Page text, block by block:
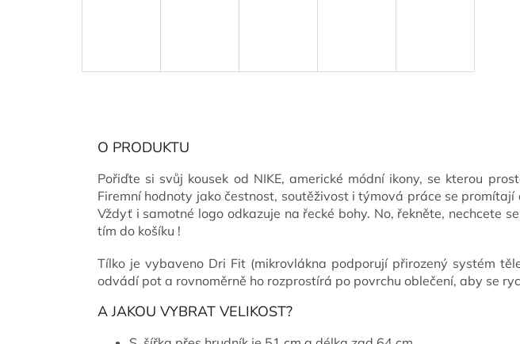
O PRODUKTU
Pořiďte si svůj kousek od NIKE, americké módní ikony, se kterou
Firemní hodnoty jako čestnost, soutěživost i týmová práce se
Vždyť i samotné logo odkazuje na řecké bohy. No, řekněte, nechcete
tím do košíku !
Tílko je vybaveno Dri Fit (mikrovlákna podporují přirozený systém
odvádí pot a rovnoměrně ho rozprostírá po povrchu oblečení, aby se
A JAKOU VYBRAT VELIKOST?